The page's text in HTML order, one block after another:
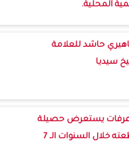
المحلية.
حاشد للعلامة
سيديا
عرفات يستعرض حصيلة
خلال السنوات الـ 7